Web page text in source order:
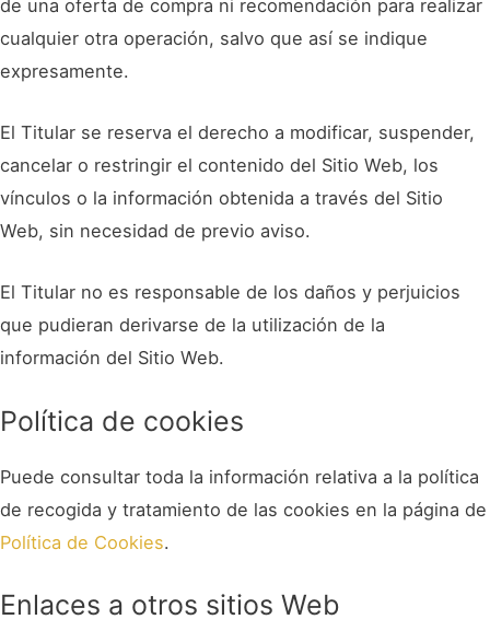
de una oferta de compra ni recomendación para realizar
cualquier otra operación, salvo que así se indique
expresamente.
El Titular se reserva el derecho a modificar, suspender,
cancelar o restringir el contenido del Sitio Web, los
vínculos o la información obtenida a través del Sitio
Web, sin necesidad de previo aviso.
El Titular no es responsable de los daños y perjuicios
que pudieran derivarse de la utilización de la
información del Sitio Web.
Política de cookies
Puede consultar toda la información relativa a la política
de recogida y tratamiento de las cookies en la página de
Política de Cookies.
Enlaces a otros sitios Web